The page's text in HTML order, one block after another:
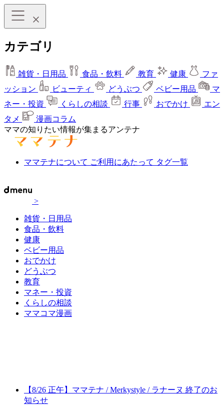
カテゴリ
雑貨・日用品 食品・飲料 教育 健康
ファ
ッション
ビューティ どうぶつ ベビー用品
マ
ネー・投資
くらしの相談 行事 おでかけ
エン
タメ
漫画コラム
ママの知りたい情報が集まるアンテナ
ママテナについて ご利用にあたって タグ一覧
>
雑貨・日用品
食品・飲料
健康
ベビー用品
おでかけ
どうぶつ
教育
マネー・投資
くらしの相談
ママコマ漫画
【8/26 正午】ママテナ / Merkystyle / ラナーヌ 終了のお
知らせ